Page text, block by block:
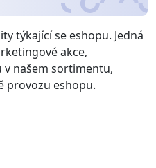
týkající se eshopu. Jedná
akce,
v našem sortimentu,
provozu eshopu.